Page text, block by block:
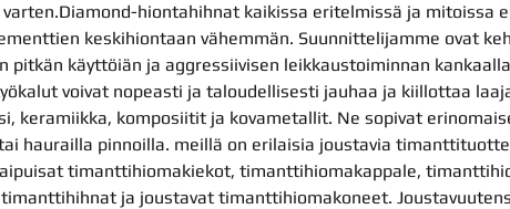
hiontahihnat kaikissa eritelmissä ja mitoissa
keskihiontaan vähemmän. Suunnittelijamme ovat
pitkän käyttöiän ja aggressiivisen leikkaustoiminnan
voivat nopeasti ja taloudellisesti jauhaa ja kiillottaa
keramiikka, komposiitit ja kovametallit. Ne sopivat
haurailla pinnoilla. meillä on erilaisia ​​joustavia
timanttihiomakiekot, timanttihiomakappale,
ja joustavat timanttihiomakoneet.